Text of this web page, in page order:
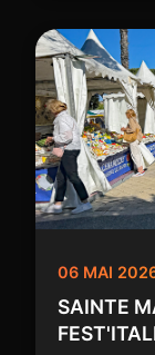
06 MAI
SAINTE